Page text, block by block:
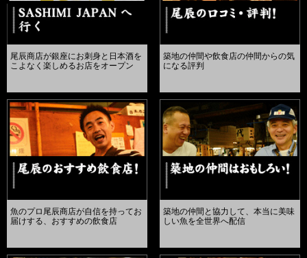
尾辰商店が銀座にお刺身と日本酒を
こよなく楽しめるお店をオープン
築地の仲間や飲食店の仲間からの気
になる評判
魚のプロ尾辰商店が自信を持ってお
届けする、おすすめの飲食店
築地の仲間と協力して、本当に美味
しい魚を全世界へ配信